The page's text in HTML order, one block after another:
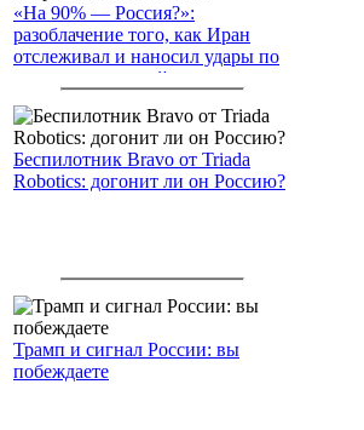
«На 90% — Россия?»:
разоблачение того, как Иран
отслеживал и наносил удары по
американским войскам
Беспилотник Bravo от Triada
Robotics: догонит ли он Россию?
Трамп и сигнал России: вы
побеждаете